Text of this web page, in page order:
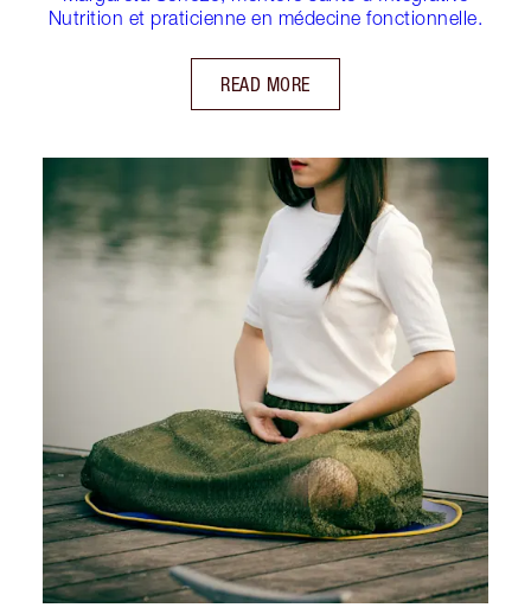
Nutrition et praticienne en médecine fonctionnelle.
READ MORE